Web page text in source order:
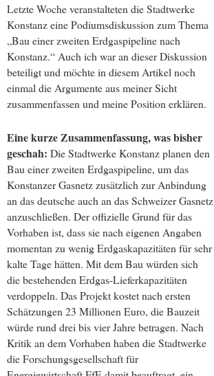
Letzte Woche veranstalteten die Stadtwerke
Konstanz eine Podiumsdiskussion zum Thema
„Bau einer zweiten Erdgaspipeline nach
Konstanz.“ Auch ich war an dieser Diskussion
beteiligt und möchte in diesem Artikel noch
einmal die Argumente aus meiner Sicht
zusammenfassen und meine Position erklären.
Eine kurze Zusammenfassung, was bisher
geschah: Die Stadtwerke Konstanz planen den
Bau einer zweiten Erdgaspipeline, um das
Konstanzer Gasnetz zusätzlich zur Anbindung
an das deutsche auch an das Schweizer Gasnetz
anzuschließen. Der offizielle Grund für das
Vorhaben ist, dass sie nach eigenen Angaben
momentan zu wenig Erdgaskapazitäten für sehr
kalte Tage hätten. Mit dem Bau würden sich
die bestehenden Erdgas-Lieferkapazitäten
verdoppeln. Das Projekt kostet nach ersten
Schätzungen 23 Millionen Euro, die Bauzeit
würde rund drei bis vier Jahre betragen. Nach
Kritik an dem Vorhaben haben die Stadtwerke
die Forschungsgesellschaft für